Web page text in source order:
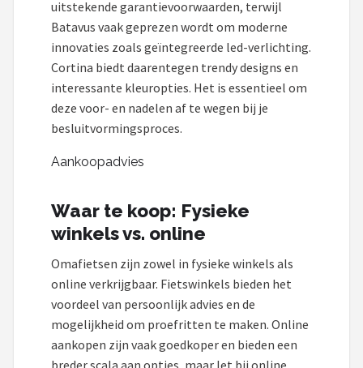
uitstekende garantievoorwaarden, terwijl
Batavus vaak geprezen wordt om moderne
innovaties zoals geïntegreerde led-verlichting.
Cortina biedt daarentegen trendy designs en
interessante kleuropties. Het is essentieel om
deze voor- en nadelen af te wegen bij je
besluitvormingsproces.
Aankoopadvies
Waar te koop: Fysieke
winkels vs. online
Omafietsen zijn zowel in fysieke winkels als
online verkrijgbaar. Fietswinkels bieden het
voordeel van persoonlijk advies en de
mogelijkheid om proefritten te maken. Online
aankopen zijn vaak goedkoper en bieden een
breder scala aan opties, maar let bij online